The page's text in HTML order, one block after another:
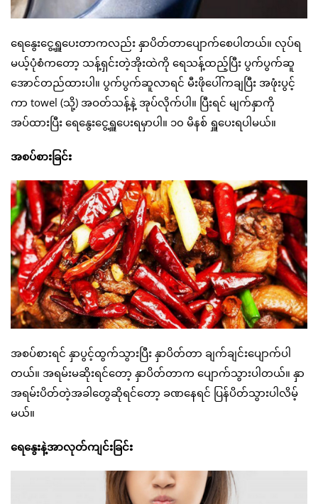
ရေနွေးငွေ့ရှူပေးတာကလည်း နှာပိတ်တာပျောက်စေပါတယ်။ လုပ်ရ
မယ့်ပုံစံကတော့ သန့်ရှင်းတဲ့အိုးထဲကို ရေသန့်ထည့်ပြီး ပွက်ပွက်ဆူ
အောင်တည်ထားပါ။ ပွက်ပွက်ဆူလာရင် မီးဖိုပေါ်ကချပြီး အဖုံးပွင့်
ကာ towel (သို့) အဝတ်သန့်နဲ့ အုပ်လိုက်ပါ။ ပြီးရင် မျက်နှာကို
အပ်ထားပြီး ရေနွေးငွေ့ရှူပေးရမှာပါ။ ၁၀ မိနစ် ရှူပေးရပါမယ်။
အစပ်စားခြင်း
အစပ်စားရင် နှာပွင့်ထွက်သွားပြီး နှာပိတ်တာ ချက်ချင်းပျောက်ပါ
တယ်။ အရမ်းမဆိုးရင်တော့ နှာပိတ်တာက ပျောက်သွားပါတယ်။ နှာ
အရမ်းပိတ်တဲ့အခါတွေဆိုရင်တော့ ခဏနေရင် ပြန်ပိတ်သွားပါလိမ့်
မယ်။
ရေနွေးနဲ့အာလုတ်ကျင်းခြင်း